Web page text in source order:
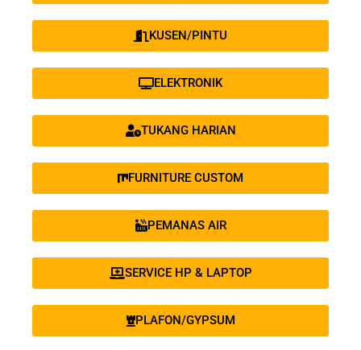
KUSEN/PINTU
ELEKTRONIK
TUKANG HARIAN
FURNITURE CUSTOM
PEMANAS AIR
SERVICE HP & LAPTOP
PLAFON/GYPSUM